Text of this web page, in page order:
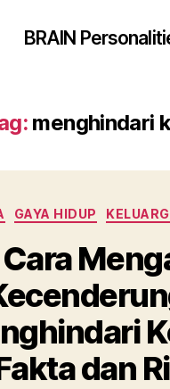
BRAIN
menghindari
GAYA HIDUP
dan